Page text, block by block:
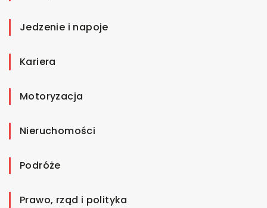
Jedzenie i napoje
Kariera
Motoryzacja
Nieruchomości
Podróże
Prawo, rząd i polityka